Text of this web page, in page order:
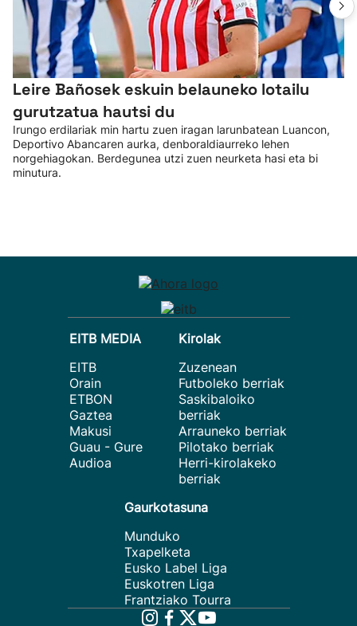
Leire Bañosek eskuin belauneko lotailu
gurutzatua hautsi du
Irungo erdilariak min hartu zuen iragan larunbatean Luancon,
Deportivo Abancaren aurka, denboraldiaurreko lehen
norgehiagokan. Berdegunea utzi zuen neurketa hasi eta bi
minutura.
EITB MEDIA
EITB
Orain
ETBON
Gaztea
Makusi
Guau - Gure
Audioa
Kirolak
Zuzenean
Futboleko berriak
Saskibaloiko
berriak
Arrauneko berriak
Pilotako berriak
Herri-kirolakeko
berriak
Gaurkotasuna
Munduko
Txapelketa
Eusko Label Liga
Euskotren Liga
Frantziako Tourra